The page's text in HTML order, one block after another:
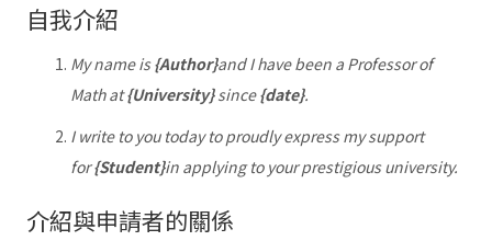
自我介紹
My name is{Author}and I have been a Professor of
Math at{University}since{date}.
I write to you today to proudly express my support
for{Student}in applying to your prestigious university.
介紹與申請者的關係